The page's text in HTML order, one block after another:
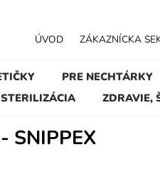
PRE NECHTÁRKY
ZDRAVIE,
ÚVOD ZÁKAZNÍCKA
SNIPPEX